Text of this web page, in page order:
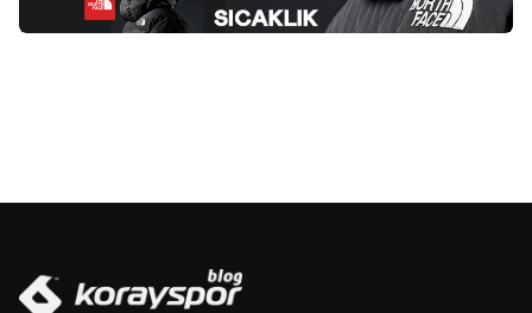
temel sağlık hizmetlerinin yaygınlaştırılması gibi alanlarda
önemli projeler yürütmüştür. WHO, üye […]